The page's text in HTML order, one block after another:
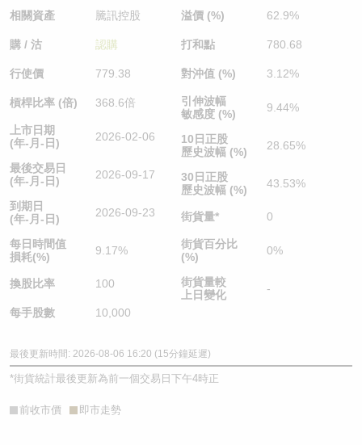
相關資產 騰訊控股
購 / 沽 認購
行使價 779.38
槓桿比率 (倍) 368.6倍
上市日期
(年-月-日)
2026-02-06
最後交易日
(年-月-日)
2026-09-17
到期日
(年-月-日)
2026-09-23
每日時間值
損耗(%)
9.17%
換股比率 100
每手股數 10,000
溢價 (%) 62.9%
打和點 780.68
對沖值 (%) 3.12%
引伸波幅
敏感度 (%)
9.44%
10日正股
歷史波幅 (%)
28.65%
30日正股
歷史波幅 (%)
43.53%
街貨量* 0
街貨百分比
(%)
0%
街貨量較
上日變化
-
最後更新時間: 2026-08-06 16:20 (15分鐘延遲)
*街貨統計最後更新為前一個交易日下午4時正
前收市價 即市走勢